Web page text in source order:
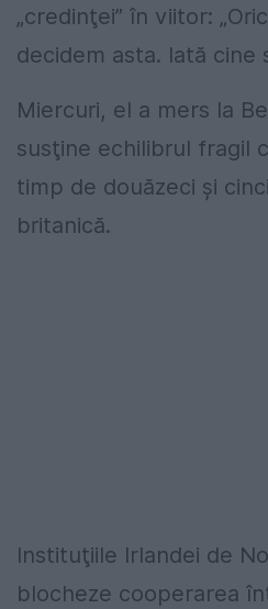
„credinţei” în viitor:
decidem asta. Iată cine
Miercuri, el a mers la
susţine echilibrul fragil
timp de douăzeci şi
britanică.
Instituţiile Irlandei de
blocheze cooperarea